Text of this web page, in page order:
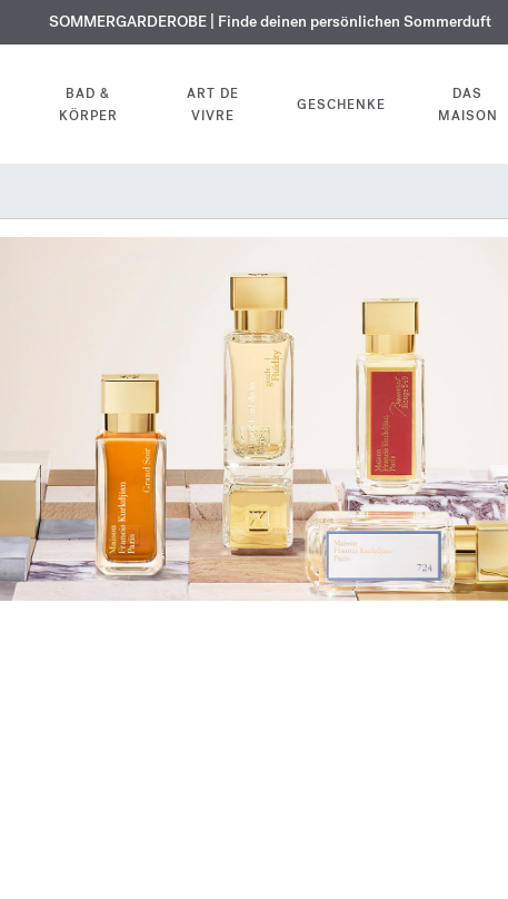
EXKLUSIV | Erhalten Sie OUDvelvet moodin Ihrer Bestellung*
KOSTENLOSE GRAVUR | Auf alle Düfte und Körperöle bis zum 9. August
SOMMERGARDEROBE | Finde deinen persönlichen Sommerduft
BAD &
KÖRPER
ART DE
VIVRE
GESCHENKE
DAS
MAISON